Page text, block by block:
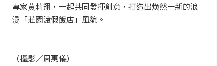
專家黃莉翔，一起共同發揮創意，打造出煥然一新的浪
漫「莊園渡假飯店」風貌。
（攝影／周惠儀）